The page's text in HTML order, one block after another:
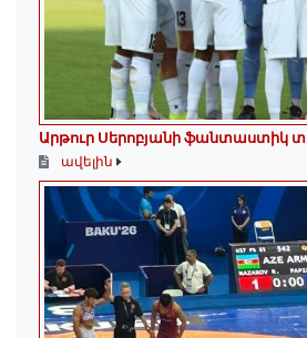
Արթուր Սերոբյանի ֆանտաստիկ
ավելին